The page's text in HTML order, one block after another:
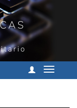
Cambiar